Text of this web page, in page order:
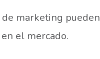
marketing pueden
el mercado.